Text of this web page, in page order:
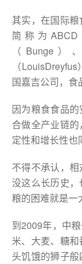
其实，在国际
简称为
（Bunge
（
国嘉吉公司，食
因为粮食食品
合做全产业链
定性和增长性也
不得不承认，
没这么长历史
粮的困难就是一
到2009年，中
米、大麦、糖
头饥饿的狮子